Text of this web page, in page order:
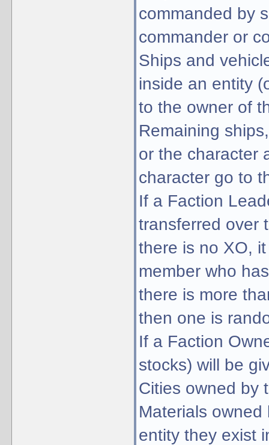
commanded by
commander or
Ships and
inside an entity
to the owner of
Remaining
or the character
character go to
If a Faction
transferred over
there is no XO,
member who
there is more
then one is
If a Faction
stocks) will be
Cities owned by
Materials
entity they exist